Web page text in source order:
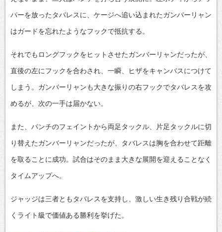
パーを放ったタバレスに、ケージへ追い込まれたガンバーリャン
はガードを忘れたようなフックで抵抗する。
それでもロングフックをヒットさせたガンバーリャンだったが、
直後の左にフックを合わされ、一瞬、ヒザをキャンバスにつけて
しまう。ガンバーリャンも大きな振りの右フックでタバレスを攻
めるが、次の一手は届かない。
また、パンチのフェイントから両足タックル、片足タックルに切
り替えたガンバーリャンだったが、タバレスは胸を合わせて距離
を取ることに成功。試合はそのまま大きな展開を迎えることなく
タイムアップへ。
ジャッジは三者ともタバレスを支持し、激しい生き残り合戦が続
くライト級で価値ある勝利を挙げた。